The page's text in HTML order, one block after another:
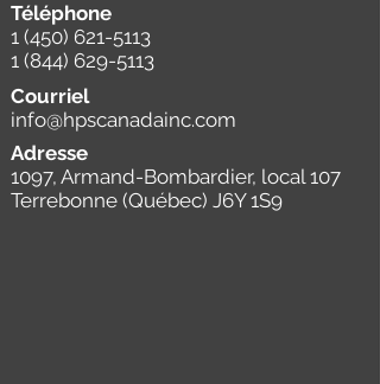
Téléphone
1 (450) 621-5113
1 (844) 629-5113
Courriel
info@hpscanadainc.com
Adresse
1097, Armand-Bombardier, local 107
Terrebonne (Québec) J6Y 1S9